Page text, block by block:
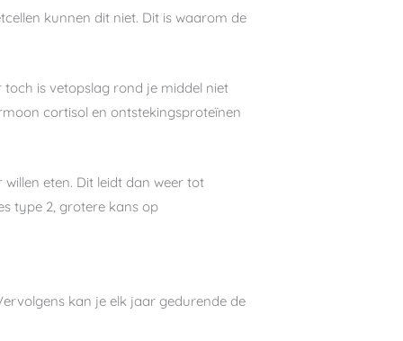
kunnen dit niet. Dit is waarom de
is vetopslag rond je middel niet
cortisol en ontstekingsproteïnen
eten. Dit leidt dan weer tot
type 2, grotere kans op
kan je elk jaar gedurende de